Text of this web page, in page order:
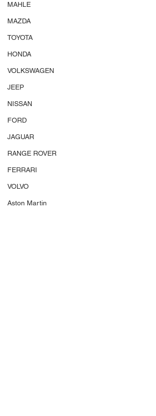
MAHLE
MAZDA
TOYOTA
HONDA
VOLKSWAGEN
JEEP
NISSAN
FORD
JAGUAR
RANGE ROVER
FERRARI
VOLVO
Aston Martin